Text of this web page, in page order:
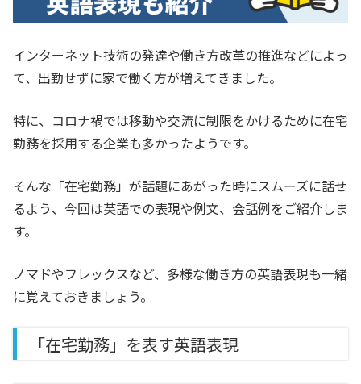
インターネット技術の発達や働き方改革の推進などによっ
て、出勤せずに家で働く方が増えてきました。
特に、コロナ禍では移動や交流に制限をかけるために在宅
勤務を採用する企業も多かったようです。
そんな「在宅勤務」が話題にあがった時にスムーズに話せ
るよう、今回は英語での表現や例文、会話例をご紹介しま
す。
ノマドやフレックスなど、多様な働き方の英語表現も一緒
に覚えておきましょう。
「在宅勤務」を表す英語表現